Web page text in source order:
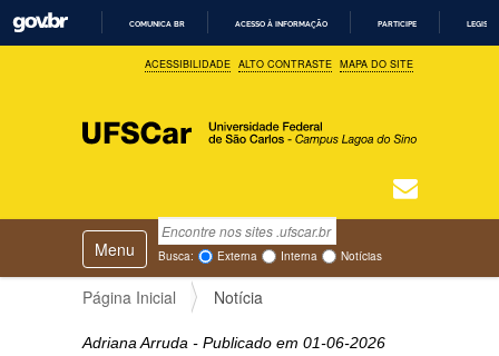
R
A
E
D
COMUNICA BR ACESSO À INFORMAÇÃO PARTICIPE
ACESSIBILIDADE ALTO CONTRASTE MAPA DO SITE
Busca
Busca Avançada…
Busca: Externa Interna Notícias
v
Toggle navigation
Página Inicial Notícia
Adriana Arruda - Publicado em 01-06-2026